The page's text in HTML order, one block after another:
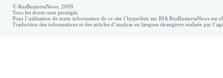
© RusBusinessNews, 2009.
Tous les droits sont protégés.
Pour l`utilisation de toute information de ce site l`hyperlien sur RIA RusBusinessNews est
Traduction des informations et des articles d’analyse en langues étrangères réalisée par